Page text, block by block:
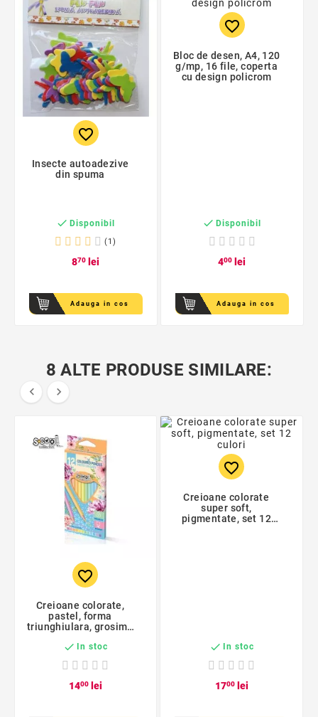
favorite_border
Insecte autoadezive
din spuma
 Disponibil
(1)
870 lei
Adauga in cos
favorite_border
Bloc de desen, A4, 120
g/mp, 16 file, coperta
cu design policrom
 Disponibil
400 lei
Adauga in cos
8 ALTE PRODUSE SIMILARE:
 
favorite_border
Creioane colorate,
pastel, forma
triunghiulara, grosime
culori
 In stoc
1400lei
favorite_border
Creioane colorate
super soft,
pigmentate, set 12
 In stoc
1700lei